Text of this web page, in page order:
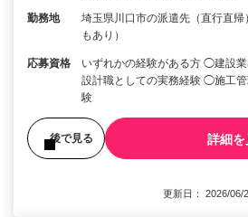
勤務地
埼玉県川口市の派遣先（直行直
もあり）
応募資格
いずれかの経験がある方 ◯建設
設計職としての実務経験 ◯施工
験
後で見る 詳細を
更新日： 2026/